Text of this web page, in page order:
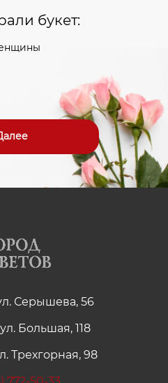
букет:
Серышева, 56
Большая, 118
Трехгорная, 98